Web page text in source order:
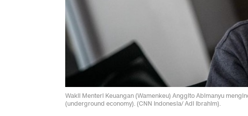
Wakil Menteri Keuangan (Wamenkeu) Anggito Abimanyu
(underground economy). (CNN Indonesia/ Adi Ibrahim).